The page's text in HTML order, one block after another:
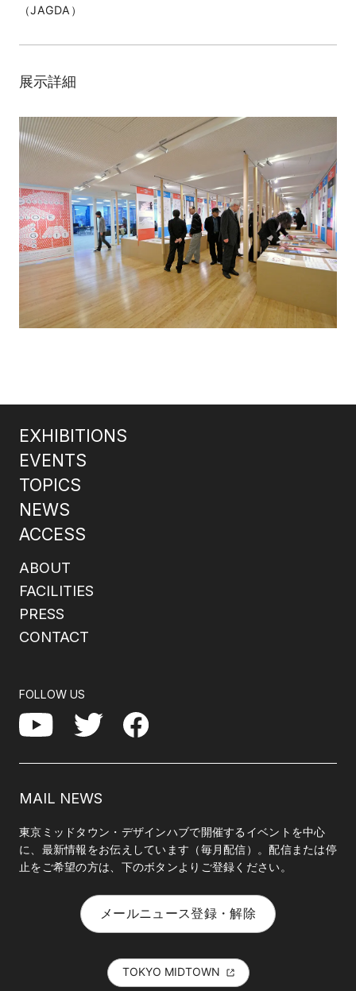
（JAGDA）
展示詳細
EXHIBITIONS
EVENTS
TOPICS
NEWS
ACCESS
ABOUT
FACILITIES
PRESS
CONTACT
FOLLOW US
YouTube Twitter Facebook
MAIL NEWS
東京ミッドタウン・デザインハブで開催するイベントを中心
に、最新情報をお伝えしています（毎月配信）。配信または停
止をご希望の方は、下のボタンよりご登録ください。
メールニュース登録・解除
TOKYO MIDTOWN